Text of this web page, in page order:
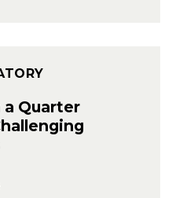
a Quarter